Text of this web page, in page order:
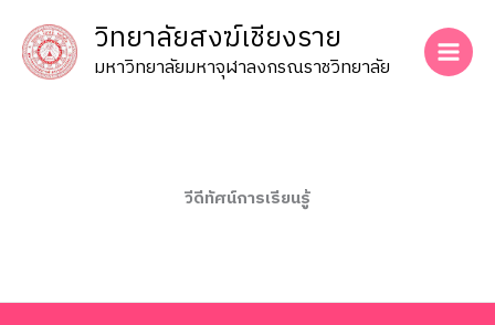
content
วิทยาลัยสงฆ์เชียงราย
มหาวิทยาลัยมหาจุฬาลงกรณราชวิทยาลัย
วีดีทัศน์การเรียนรู้